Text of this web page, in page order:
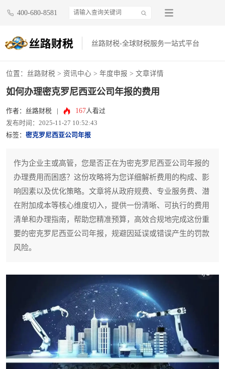
400-680-8581
丝路财税-全球财税服务一站式平台
位置： 丝路财税 > 资讯中心 > 年度申报 > 文章详情
如何办理密克罗尼西亚公司年报的费用
作者：丝路财税 167人看过
发布时间：2025-11-27 10:52:43
标签： 密克罗尼西亚公司年报
作为企业主或高管，您是否正在为密克罗尼西亚公司年报的
办理费用而困惑？这份攻略将为您详细解析费用的构成、影
响因素以及优化策略。文章将从政府规费、专业服务费、潜
在附加成本等核心维度切入，提供一份清晰、可执行的费用
清单和办理指南，帮助您精准预算，高效合规地完成这份重
要的密克罗尼西亚公司年报，规避因延误或错误产生的罚款
风险。